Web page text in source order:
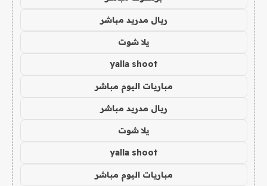
ريال مدريد مباشر
يلا شوت
yalla shoot
مباريات اليوم مباشر
ريال مدريد مباشر
يلا شوت
yalla shoot
مباريات اليوم مباشر